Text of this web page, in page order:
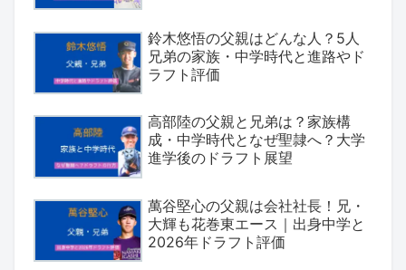
鈴木悠悟の父親はどんな人？5人
兄弟の家族・中学時代と進路やド
ラフト評価
高部陸の父親と兄弟は？家族構
成・中学時代となぜ聖隷へ？大学
進学後のドラフト展望
萬谷堅心の父親は会社社長！兄・
大輝も花巻東エース｜出身中学と
2026年ドラフト評価